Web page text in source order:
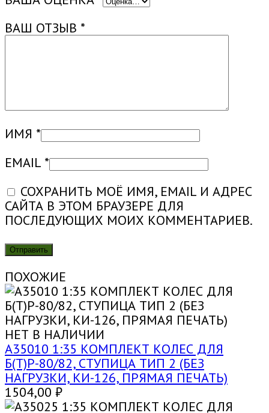
ВАШ ОТЗЫВ *
ИМЯ *
EMAIL *
СОХРАНИТЬ МОЁ ИМЯ, EMAIL И АДРЕС
САЙТА В ЭТОМ БРАУЗЕРЕ ДЛЯ
ПОСЛЕДУЮЩИХ МОИХ КОММЕНТАРИЕВ.
ПОХОЖИЕ
НЕТ В НАЛИЧИИ
A35010 1:35 КОМПЛЕКТ КОЛЕС ДЛЯ
Б(Т)Р-80/82, СТУПИЦА ТИП 2 (БЕЗ
НАГРУЗКИ, КИ-126, ПРЯМАЯ ПЕЧАТЬ)
1504,00 ₽